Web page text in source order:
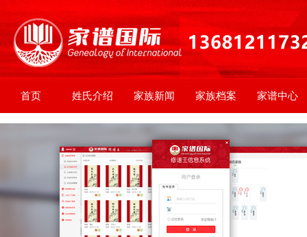
首页 姓氏介绍 家族新闻 家族档案 家谱中心